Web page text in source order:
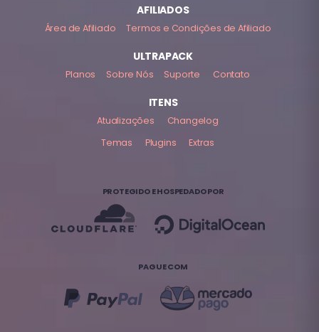
AFILIADOS
Área de Afiliado Termos e Condições de Afiliado
ULTRAPACK
Planos Sobre Nós Suporte Contato
ITENS
Atualizações
Changelog
Temas
Plugins Extras
PROTEGIDO E HOSPEDADO POR
PAGUE COM